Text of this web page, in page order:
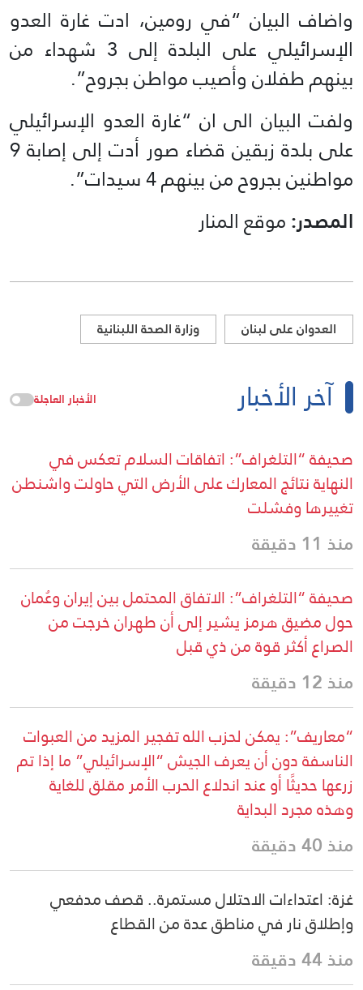
واضاف البيان “في رومين، ادت غارة العدو
الإسرائيلي على البلدة إلى 3 شهداء من
بينهم طفلان وأصيب مواطن بجروح”.
ولفت البيان الى ان “غارة العدو الإسرائيلي
على بلدة زبقين قضاء صور أدت إلى إصابة 9
مواطنين بجروح من بينهم 4 سيدات”.
المصدر:موقع المنار
العدوان على لبنان وزارة الصحة اللبنانية
آخر الأخبار الأخبار العاجلة
صحيفة “التلغراف”: اتفاقات السلام تعكس في
النهاية نتائج المعارك على الأرض التي حاولت واشنطن
تغييرها وفشلت
منذ 11 دقيقة
صحيفة “التلغراف”: الاتفاق المحتمل بين إيران وعُمان
حول مضيق هرمز يشير إلى أن طهران خرجت من
الصراع أكثر قوة من ذي قبل
منذ 12 دقيقة
“معاريف”: يمكن لحزب الله تفجير المزيد من العبوات
الناسفة دون أن يعرف الجيش “الإسرائيلي” ما إذا تم
زرعها حديثًا أو عند اندلاع الحرب الأمر مقلق للغاية
وهذه مجرد البداية
منذ 40 دقيقة
غزة: اعتداءات الاحتلال مستمرة.. قصف مدفعي
وإطلاق نار في مناطق عدة من القطاع
منذ 44 دقيقة